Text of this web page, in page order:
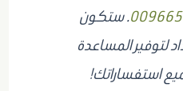
. ستكون
لتوفير المساعدة
استفساراتك!